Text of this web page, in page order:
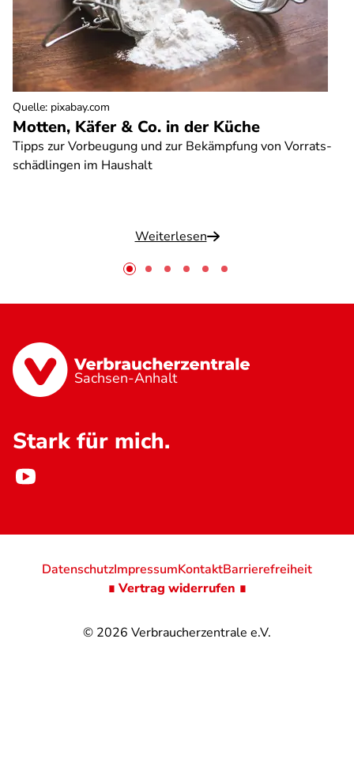
Motten, Käfer & Co. in der Küche
Tipps zur Vorbeugung und zur Bekämpfung von Vorrats-
schädlingen im Haushalt
Weiterlesen
Quelle: pixabay.com
Sachsen-Anhalt
Stark für mich.
© 2026 Verbraucherzentrale e.V.
DatenschutzImpressumKontaktBarrierefreiheit
∎ Vertrag widerrufen ∎